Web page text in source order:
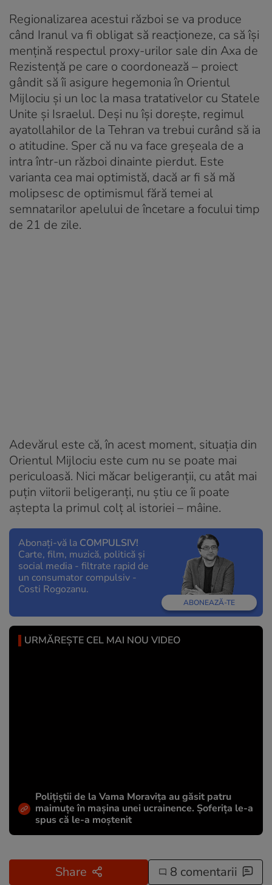
Regionalizarea acestui război se va produce
când Iranul va fi obligat să reacţioneze, ca să îşi
menţină respectul proxy-urilor sale din Axa de
Rezistenţă pe care o coordonează – proiect
gândit să îi asigure hegemonia în Orientul
Mijlociu şi un loc la masa tratativelor cu Statele
Unite şi Israelul. Deşi nu îşi doreşte, regimul
ayatollahilor de la Tehran va trebui curând să ia
o atitudine. Sper că nu va face greşeala de a
intra într-un război dinainte pierdut. Este
varianta cea mai optimistă, dacă ar fi să mă
molipsesc de optimismul fără temei al
semnatarilor apelului de încetare a focului timp
de 21 de zile.
Adevărul este că, în acest moment, situaţia din
Orientul Mijlociu este cum nu se poate mai
periculoasă. Nici măcar beligeranţii, cu atât mai
puţin viitorii beligeranţi, nu ştiu ce îi poate
aştepta la primul colţ al istoriei – mâine.
Abonați-vă la COMPULSIV!
Carte, film, muzică, politică și
social media - filtrate rapid de
un consumator compulsiv -
Costi Rogozanu.
ABONEAZĂ-TE
URMĂREȘTE CEL MAI NOU VIDEO
Polițiștii de la Vama Moravița au găsit patru
maimuțe în mașina unei ucrainence. Șoferița le-a
spus că le-a moștenit
Share 8 comentarii